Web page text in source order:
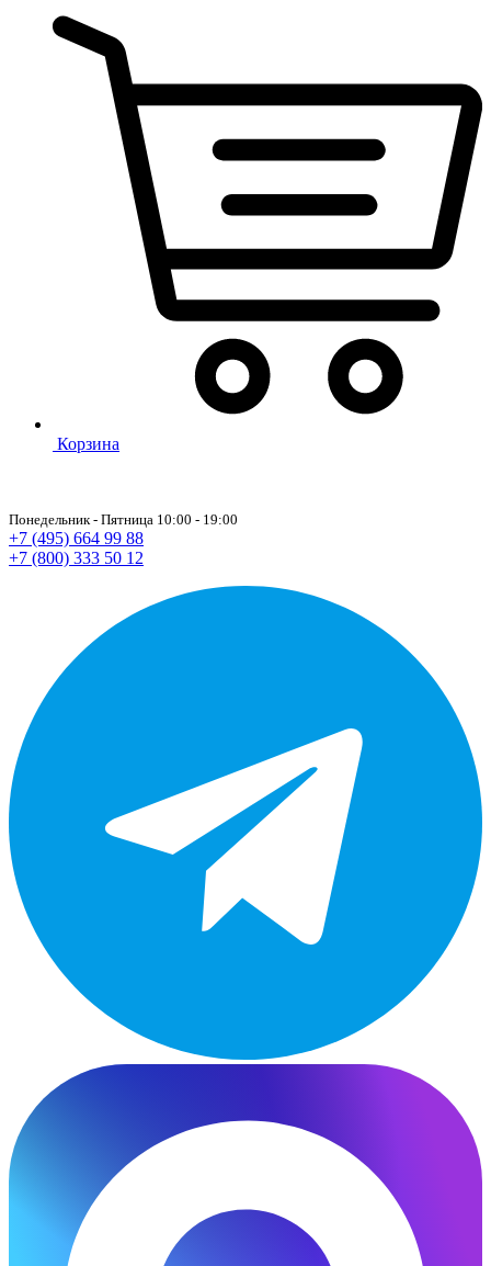
Корзина
Понедельник - Пятница 10:00 - 19:00
+7 (495) 664 99 88
+7 (800) 333 50 12